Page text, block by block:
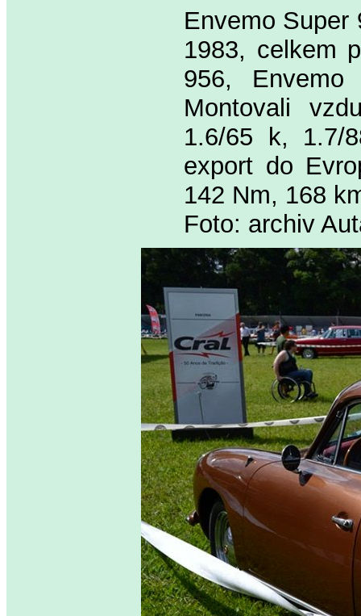
Envemo Super
1983, celkem
956, Envemo
Montovali
1.6/65 k, 1.7/
export do
142 Nm, 168
Foto: archiv